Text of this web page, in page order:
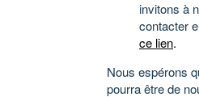
invitons à
contacter
ce lien.
Nous espérons
pourra être de